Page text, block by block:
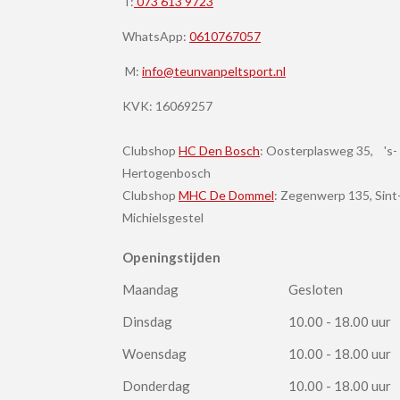
WhatsApp: 0610767057
M: info@teunvanpeltsport.nl
KVK: 16069257
Clubshop HC Den Bosch: Oosterplasweg 35, 's-
Hertogenbosch
Clubshop MHC De Dommel: Zegenwerp 135,
Michielsgestel
Openingstijden
Maandag
Gesloten
Dinsdag
10.00 - 18.00 uur
Woensdag
10.00 - 18.00 uur
Donderdag
10.00 - 18.00 uur